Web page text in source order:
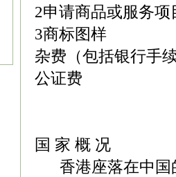
2申请商品或服务项
3商标图样
杂费（包括银行手
公证费
国 家 概 况
香港座落在中国